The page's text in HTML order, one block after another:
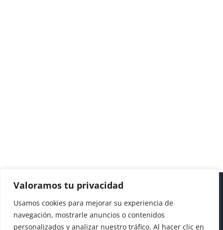
Valoramos tu privacidad
Usamos cookies para mejorar su experiencia de
navegación, mostrarle anuncios o contenidos
personalizados y analizar nuestro tráfico. Al hacer clic en